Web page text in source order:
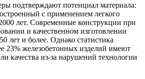
подтверждают потенциал материала:
с применением легкого
лет. Современные конструкции при
и качественном изготовлении
лет и более. Однако статистика
23% железобетонных изделий имеют
качества из-за нарушений технологии